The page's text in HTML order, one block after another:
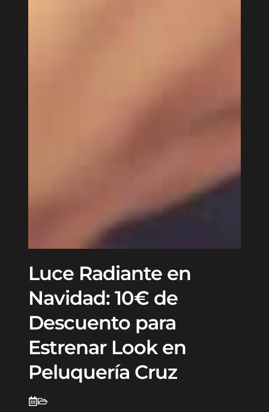
Luce Radiante en
Navidad: 10€ de
Descuento para
Estrenar Look en
Peluquería Cruz